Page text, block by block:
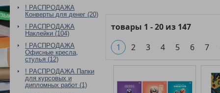
! РАСПРОДАЖА
Конверты для денег (20)
! РАСПРОДАЖА
Наклейки (104)
! РАСПРОДАЖА
Офисные кресла,
стулья (12)
! РАСПРОДАЖА Папки
для курсовых и
дипломных работ (1)
товары 1 -20 из 147
1
2 3 4 5 6 7